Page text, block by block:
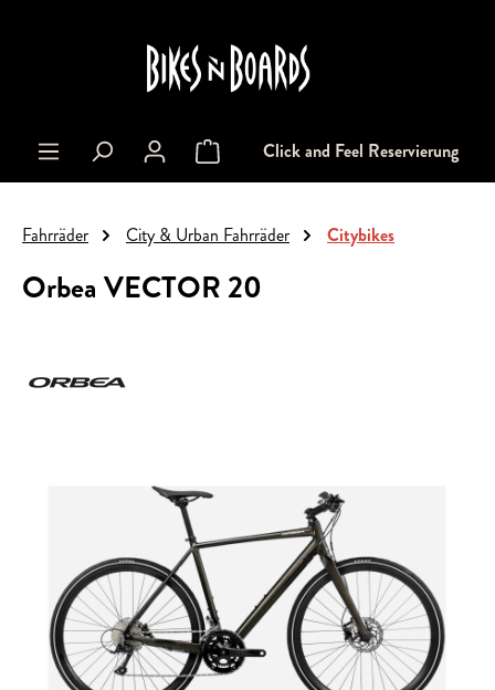
Warenkorb enthält 0 Positionen. Der
Click and Feel Reservierung
Fahrräder City & Urban Fahrräder Citybikes
Orbea VECTOR 20
Bildergalerie überspringen